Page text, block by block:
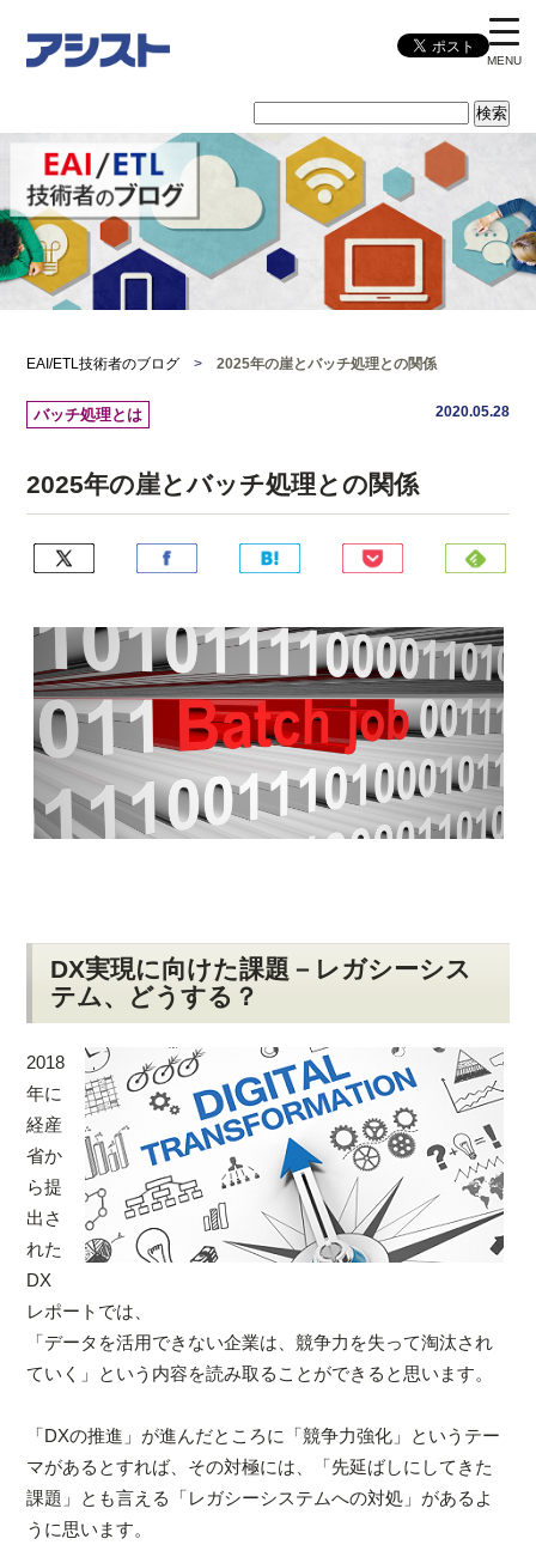
MENU
EAI/ETL技術者のブログ > 2025年の崖とバッチ処理との関係
バッチ処理とは 2020.05.28
2025年の崖とバッチ処理との関係
DX実現に向けた課題－レガシーシス
テム、どうする？
2018
年に
経産
省か
ら提
出さ
れた
DX
レポートでは、
「データを活用できない企業は、競争力を失って淘汰され
ていく」という内容を読み取ることができると思います。
「DXの推進」が進んだところに「競争力強化」というテー
マがあるとすれば、その対極には、「先延ばしにしてきた
課題」とも言える「レガシーシステムへの対処」があるよ
うに思います。